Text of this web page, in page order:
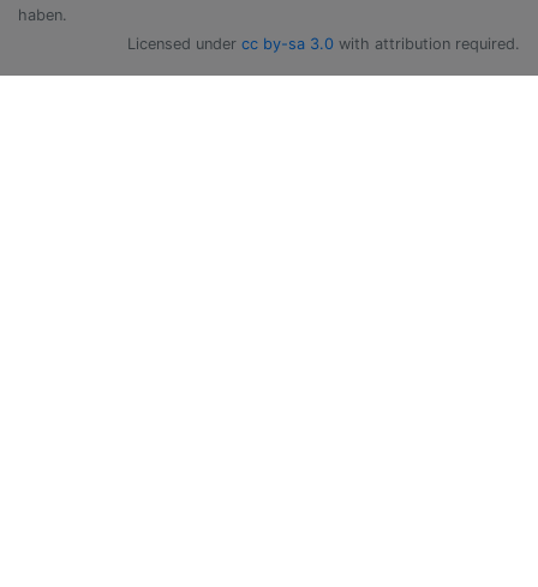
haben.
Licensed under cc by-sa 3.0 with attribution required.